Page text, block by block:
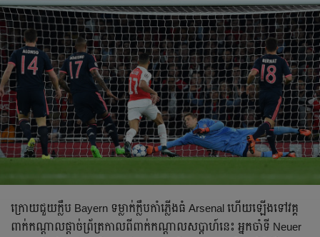
ក្រោយ​ជួយ​ក្លឹប Bayern ទម្លាក់​ក្លឹប​កាំភ្លើង​ធំ Arsenal ហើយ​ឡើង​ទៅ​វគ្គ​
ពាក់​កណ្ដាល​ផ្ដាច់ព្រ័ត្រ​កាល​ពី​ពាក់​កណ្ដាល​សប្ដាហ៍​នេះ អ្នក​ចាំ​ទី Neuer